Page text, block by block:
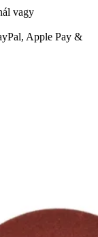
vagy
Apple Pay &